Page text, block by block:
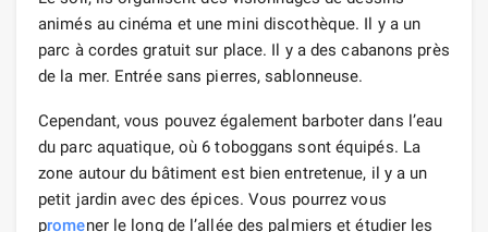
animés au cinéma et une mini discothèque. Il y a un
parc à cordes gratuit sur place. Il y a des cabanons près
de la mer. Entrée sans pierres, sablonneuse.
Cependant, vous pouvez également barboter dans l’eau
du parc aquatique, où 6 toboggans sont équipés. La
zone autour du bâtiment est bien entretenue, il y a un
petit jardin avec des épices. Vous pourrez vous
promener le long de l’allée des palmiers et étudier les